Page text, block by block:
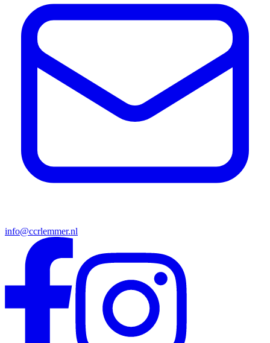
info@ccrlemmer.nl